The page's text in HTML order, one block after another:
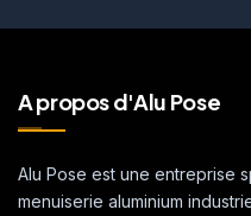
A propos d'Alu Pose
Alu Pose est une entreprise
menuiserie aluminium